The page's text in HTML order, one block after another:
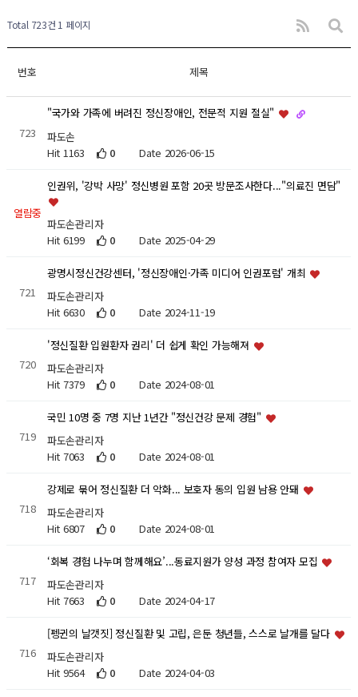
Total 723건 1 페이지
번호 제목
723
"국가와 가족에 버려진 정신장애인, 전문적 지원 절실"
파도손
Hit 1163
0 Date 2026-06-15
열람중
인권위, '강박 사망' 정신병원 포함 20곳 방문조사한다..."의료진 면담"
파도손관리자
Hit 6199
0 Date 2025-04-29
721
광명시정신건강센터, '정신장애인·가족 미디어 인권포럼' 개최
파도손관리자
Hit 6630
0 Date 2024-11-19
720
'정신질환 입원환자 권리' 더 쉽게 확인 가능해져
파도손관리자
Hit 7379
0 Date 2024-08-01
719
국민 10명 중 7명 지난 1년간 "정신건강 문제 경험"
파도손관리자
Hit 7063
0 Date 2024-08-01
718
강제로 묶어 정신질환 더 악화... 보호자 동의 입원 남용 안돼
파도손관리자
Hit 6807
0 Date 2024-08-01
717
‘회복 경험 나누며 함께해요’...동료지원가 양성 과정 참여자 모집
파도손관리자
Hit 7663
0 Date 2024-04-17
716
[펭귄의 날갯짓] 정신질환 및 고립, 은둔 청년들, 스스로 날개를 달다
파도손관리자
Hit 9564
0 Date 2024-04-03